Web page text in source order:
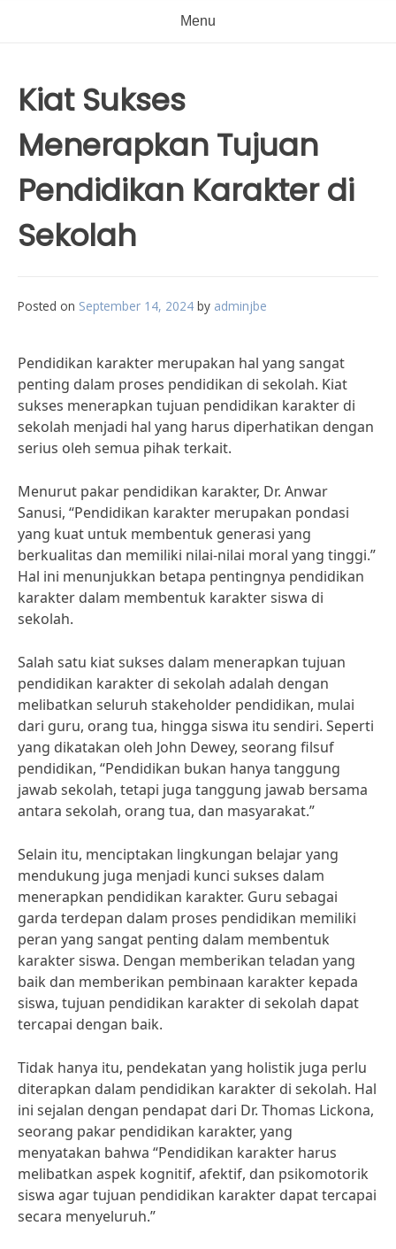
Menu
Kiat Sukses
Menerapkan Tujuan
Pendidikan Karakter di
Sekolah
Posted on September 14, 2024 by adminjbe
Pendidikan karakter merupakan hal yang sangat
penting dalam proses pendidikan di sekolah. Kiat
sukses menerapkan tujuan pendidikan karakter di
sekolah menjadi hal yang harus diperhatikan dengan
serius oleh semua pihak terkait.
Menurut pakar pendidikan karakter, Dr. Anwar
Sanusi, “Pendidikan karakter merupakan pondasi
yang kuat untuk membentuk generasi yang
berkualitas dan memiliki nilai-nilai moral yang tinggi.”
Hal ini menunjukkan betapa pentingnya pendidikan
karakter dalam membentuk karakter siswa di
sekolah.
Salah satu kiat sukses dalam menerapkan tujuan
pendidikan karakter di sekolah adalah dengan
melibatkan seluruh stakeholder pendidikan, mulai
dari guru, orang tua, hingga siswa itu sendiri. Seperti
yang dikatakan oleh John Dewey, seorang filsuf
pendidikan, “Pendidikan bukan hanya tanggung
jawab sekolah, tetapi juga tanggung jawab bersama
antara sekolah, orang tua, dan masyarakat.”
Selain itu, menciptakan lingkungan belajar yang
mendukung juga menjadi kunci sukses dalam
menerapkan pendidikan karakter. Guru sebagai
garda terdepan dalam proses pendidikan memiliki
peran yang sangat penting dalam membentuk
karakter siswa. Dengan memberikan teladan yang
baik dan memberikan pembinaan karakter kepada
siswa, tujuan pendidikan karakter di sekolah dapat
tercapai dengan baik.
Tidak hanya itu, pendekatan yang holistik juga perlu
diterapkan dalam pendidikan karakter di sekolah. Hal
ini sejalan dengan pendapat dari Dr. Thomas Lickona,
seorang pakar pendidikan karakter, yang
menyatakan bahwa “Pendidikan karakter harus
melibatkan aspek kognitif, afektif, dan psikomotorik
siswa agar tujuan pendidikan karakter dapat tercapai
secara menyeluruh.”